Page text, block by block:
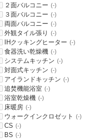
２面バルコニー (-)
３面バルコニー (-)
両面バルコニー (-)
外観タイル張り (-)
IHクッキングヒーター (-)
食器洗い乾燥機 (-)
システムキッチン (-)
対面式キッチン (-)
アイランドキッチン (-)
追焚機能浴室 (-)
浴室乾燥機 (-)
床暖房 (-)
ウォークインクロゼット (-)
CS (-)
BS (-)